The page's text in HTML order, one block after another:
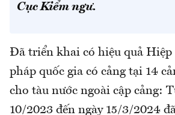
Cục Kiểm ngư.
Đã triển khai có hiệu quả Hiệp
pháp quốc gia có cảng tại 14
cho tàu nước ngoài cập cảng:
10/2023 đến ngày 15/3/2024